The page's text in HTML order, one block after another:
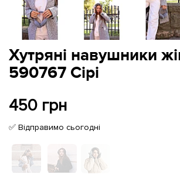
Хутряні навушники
590767 Сірі
450 грн
✅ Відправимо сьогодні